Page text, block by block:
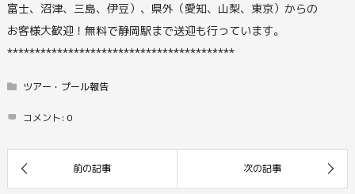
富士、沼津、三島、伊豆）、県外（愛知、山梨、東京）からの
お客様大歓迎！無料で静岡駅まで送迎も行っています。
*****************************************
ツアー・プール報告
コメント: 0